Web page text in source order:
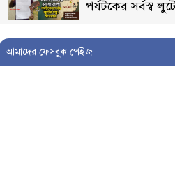
পর্যটকের সর্বস্ব
বিআইডিসি’তে ১৫
দখলদারিত্ব বজায়
আমাদের ফেসবুক পেইজ